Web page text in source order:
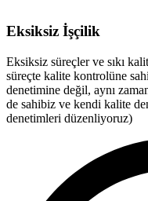
Eksiksiz İşçilik
Eksiksiz süreçler ve sıkı
süreçte kalite kontrolüne
denetimine değil, aynı
de sahibiz ve kendi kalite
denetimleri düzenliyoruz)